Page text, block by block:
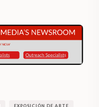
EXPOSICIÓN DE ARTE